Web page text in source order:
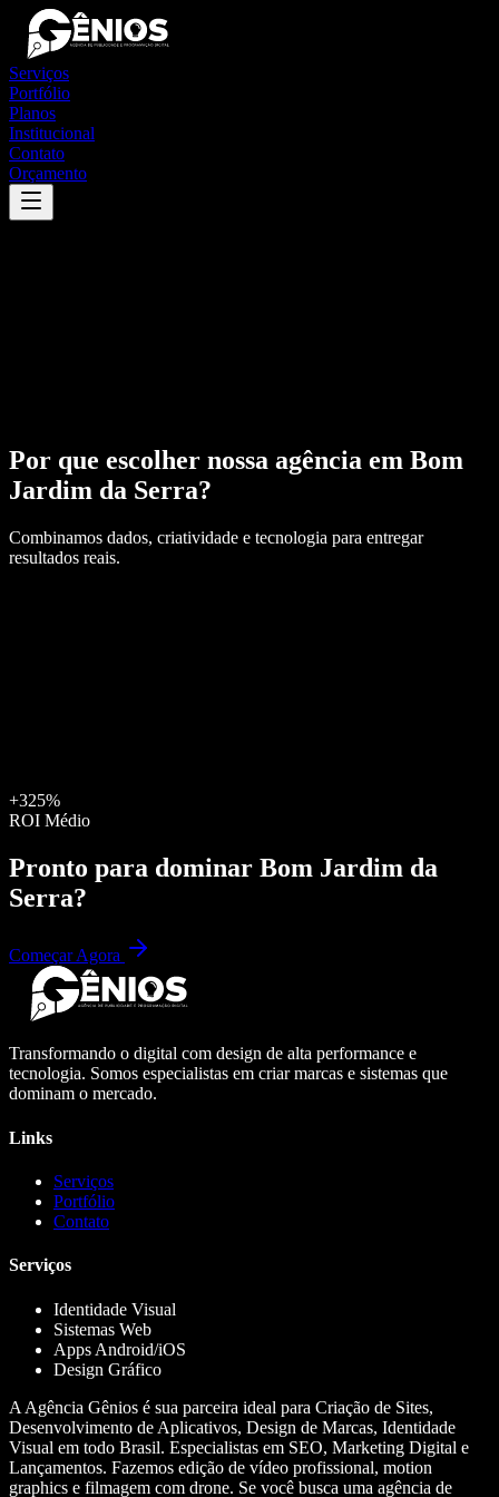
Serviços
Portfólio
Planos
Institucional
Contato
Orçamento
Por que escolher nossa agência em Bom
Jardim da Serra?
Combinamos dados, criatividade e tecnologia para entregar
resultados reais.
+325%
ROI Médio
Pronto para dominar Bom Jardim da
Serra?
Começar Agora
Transformando o digital com design de alta performance e
tecnologia. Somos especialistas em criar marcas e sistemas que
dominam o mercado.
Links
Serviços
Portfólio
Contato
Serviços
Identidade Visual
Sistemas Web
Apps Android/iOS
Design Gráfico
A Agência Gênios é sua parceira ideal para Criação de Sites,
Desenvolvimento de Aplicativos, Design de Marcas, Identidade
Visual em todo Brasil. Especialistas em SEO, Marketing Digital e
Lançamentos. Fazemos edição de vídeo profissional, motion
graphics e filmagem com drone. Se você busca uma agência de